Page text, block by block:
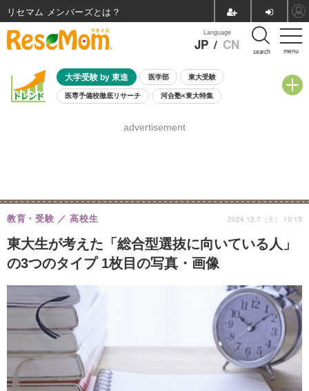
menu
Language
JP / CN search
大学受験 by 東進 医学部 東大受験
医専予備校徹底リサーチ 河合塾×東大特集
8月開催学校説明会・相談会
advertisement
東大生が考えた「総合型選抜に向いている人」
の3つのタイプ 1枚目の写真・画像
教育・受験 高校生 2024.12.7（土） 10:15
リセマム メンバーズ